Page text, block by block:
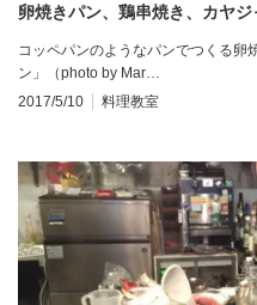
卵焼きパン、鶏串焼き、カヤ
コッペパンのようなパンでつくる卵
ン」（photo by Mar…
2017/5/10
料理教室